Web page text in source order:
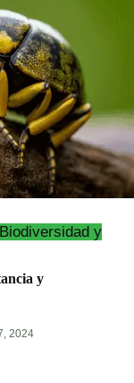
y
y
2024